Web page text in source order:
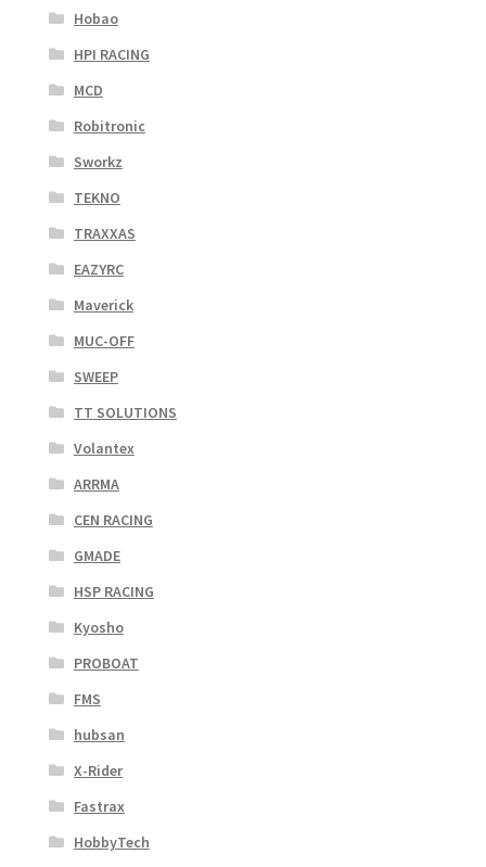
Hobao
HPI RACING
MCD
Robitronic
Sworkz
TEKNO
TRAXXAS
EAZYRC
Maverick
MUC-OFF
SWEEP
TT SOLUTIONS
Volantex
ARRMA
CEN RACING
GMADE
HSP RACING
Kyosho
PROBOAT
FMS
hubsan
X-Rider
Fastrax
HobbyTech